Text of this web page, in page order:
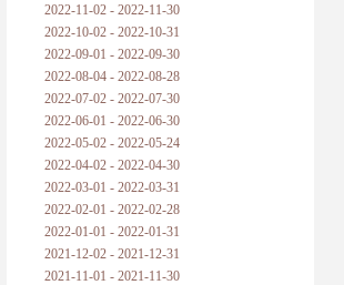
2022-11-02 - 2022-11-30
2022-10-02 - 2022-10-31
2022-09-01 - 2022-09-30
2022-08-04 - 2022-08-28
2022-07-02 - 2022-07-30
2022-06-01 - 2022-06-30
2022-05-02 - 2022-05-24
2022-04-02 - 2022-04-30
2022-03-01 - 2022-03-31
2022-02-01 - 2022-02-28
2022-01-01 - 2022-01-31
2021-12-02 - 2021-12-31
2021-11-01 - 2021-11-30